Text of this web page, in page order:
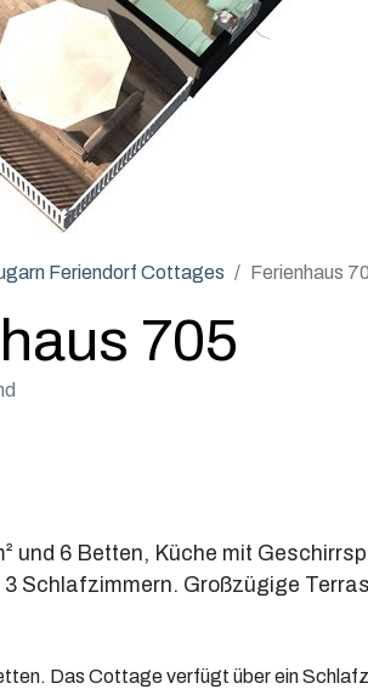
Feriendorf Cottages Ferienhaus
705
und 6 Betten, Küche mit
3 Schlafzimmern. Großzügige
Das Cottage verfügt über ein